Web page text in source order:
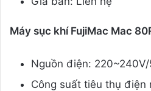
Máy sục khí FujiMac Mac
Nguồn điện:
Công suất tiêu thụ điện